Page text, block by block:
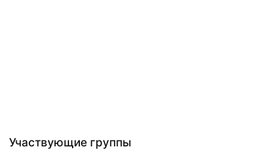
Участвующие группы